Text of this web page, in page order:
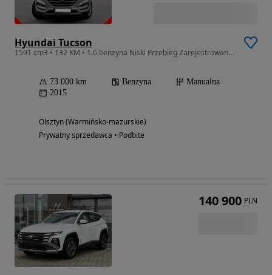
Hyundai Tucson
1591 cm3 • 132 KM • 1.6 benzyna Niski Przebieg Zarejestrowany Bogate Wyposażenie gwarancja
73 000 km Benzyna
Manualna
2015
Olsztyn (Warmińsko-mazurskie)
Prywatny sprzedawca • Podbite
140 900 PLN